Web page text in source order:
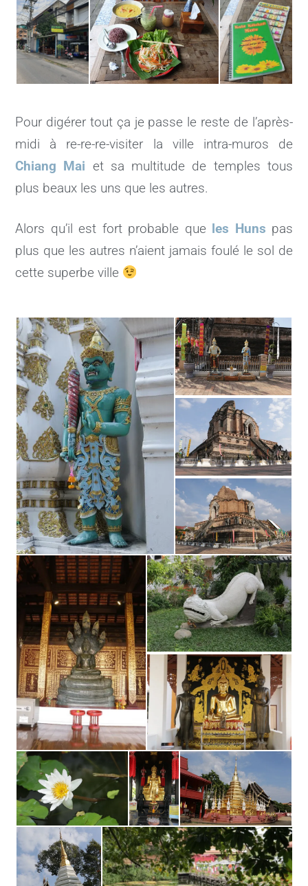
Pour digérer tout ça je passe le reste de l’après-
midi à re-re-re-visiter la ville intra-muros de
Chiang Mai et sa multitude de temples tous
plus beaux les uns que les autres.
Alors qu’il est fort probable que les Huns pas
plus que les autres n’aient jamais foulé le sol de
cette superbe ville